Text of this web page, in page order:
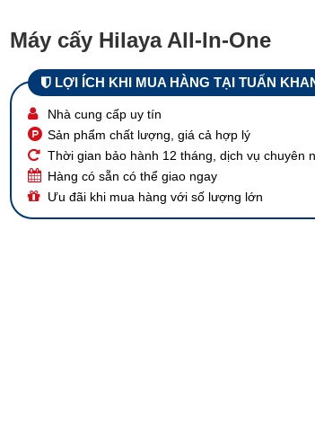
Máy cấy Hilaya All-In-One
LỢI ÍCH KHI MUA HÀNG TẠI TUẤN
Nhà cung cấp uy tín
Sản phẩm chất lượng, giá cả hợp lý
Thời gian bảo hành 12 tháng, dịch vụ chuyên
Hàng có sẵn có thể giao ngay
Ưu đãi khi mua hàng với số lượng lớn